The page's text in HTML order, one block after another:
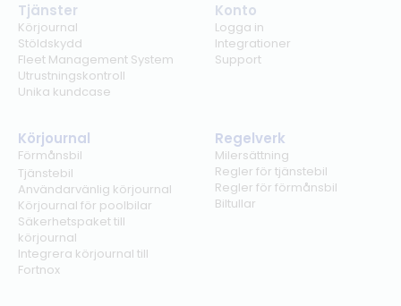
Tjänster
Körjournal
Stöldskydd
Fleet Management System
Utrustningskontroll
Unika kundcase
Konto
Logga in
Integrationer
Support
Körjournal
Förmånsbil
Tjänstebil
Användarvänlig körjournal
Körjournal för poolbilar
Säkerhetspaket till
körjournal
Integrera körjournal till
Fortnox
Regelverk
Milersättning
Regler för tjänstebil
Regler för förmånsbil
Biltullar